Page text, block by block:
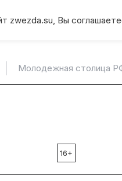
zwezda.su, Вы
Молодежная столица
16+